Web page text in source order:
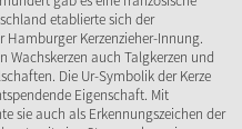
etablierte sich der
Hamburger Kerzenzieher-Innung.
Wachskerzen auch Talgkerzen und
Die Ur-Symbolik der Kerze
Eigenschaft. Mit
sie auch als Erkennungszeichen der